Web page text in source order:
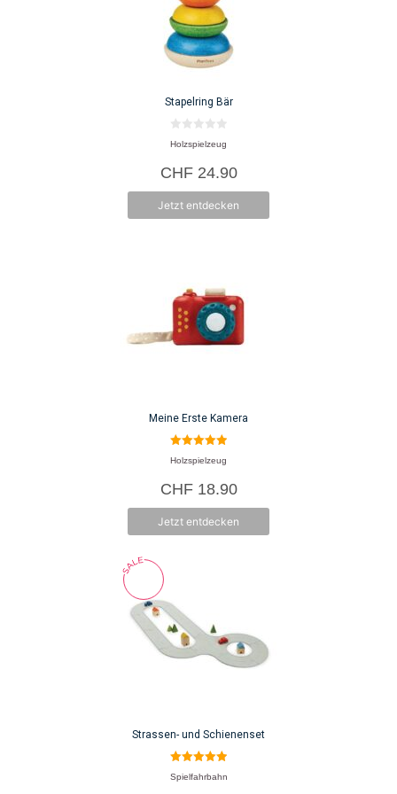
Stapelring Bär
0
v
n
5
Holzspielzeug
CHF24.90
Jetzt entdecken
Meine Erste Kamera
5.00
von 5
Holzspielzeug
CHF18.90
Jetzt entdecken
Strassen- und Schienenset
5.00
von 5
Spielfahrbahn